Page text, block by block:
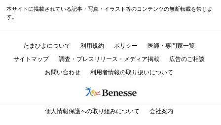
本サイトに掲載されている記事・写真・イラスト等のコンテンツの無断転載を禁じま
す。
たまひよについて 利用規約 ポリシー
医師・専門家一覧
サイトマップ
調査・プレスリリース・メディア掲載
広告のご相談
お問い合わせ
利用者情報の取り扱いについて
個人情報保護への取り組みについて 会社案内